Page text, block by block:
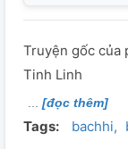
Truyện gốc của
Tinh Linh
[đọc thêm]
Tags: bachhi